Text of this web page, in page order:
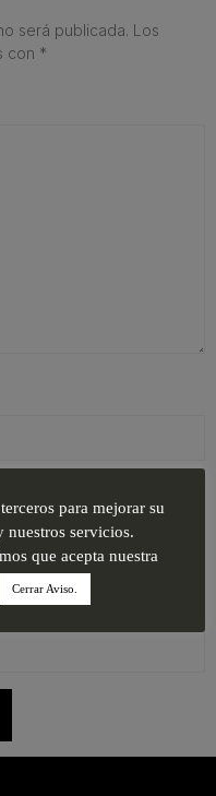
será publicada. Los
con *
para mejorar su
nuestros servicios.
que acepta nuestra
Cerrar Aviso.